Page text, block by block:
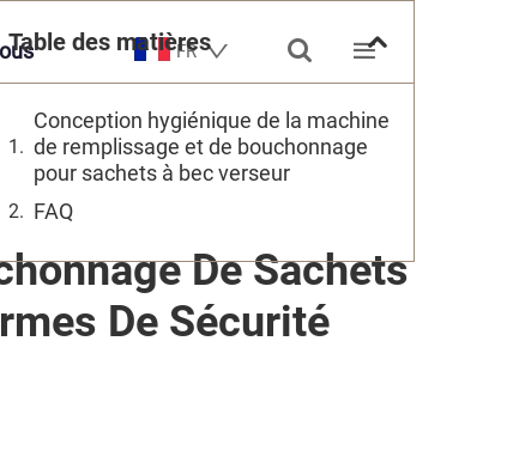
FR  
De Sachets
De Sécurité
Table des matières
Conception hygiénique de la machine
de remplissage et de bouchonnage
pour sachets à bec verseur
FAQ